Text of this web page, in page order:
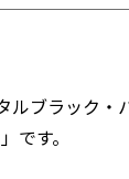
ブラック・
」です。